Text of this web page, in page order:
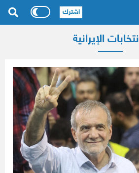
الإيرانية
اشترك